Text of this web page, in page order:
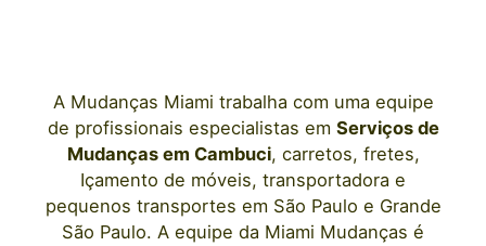
A Mudanças Miami trabalha com uma equipe
de profissionais especialistas em Serviços de
Mudanças em Cambuci, carretos, fretes,
Içamento de móveis, transportadora e
pequenos transportes em São Paulo e Grande
São Paulo. A equipe da Miami Mudanças é